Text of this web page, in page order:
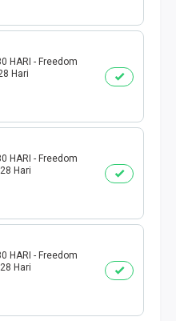
HARI - Freedom
Hari
HARI - Freedom
Hari
HARI - Freedom
Hari